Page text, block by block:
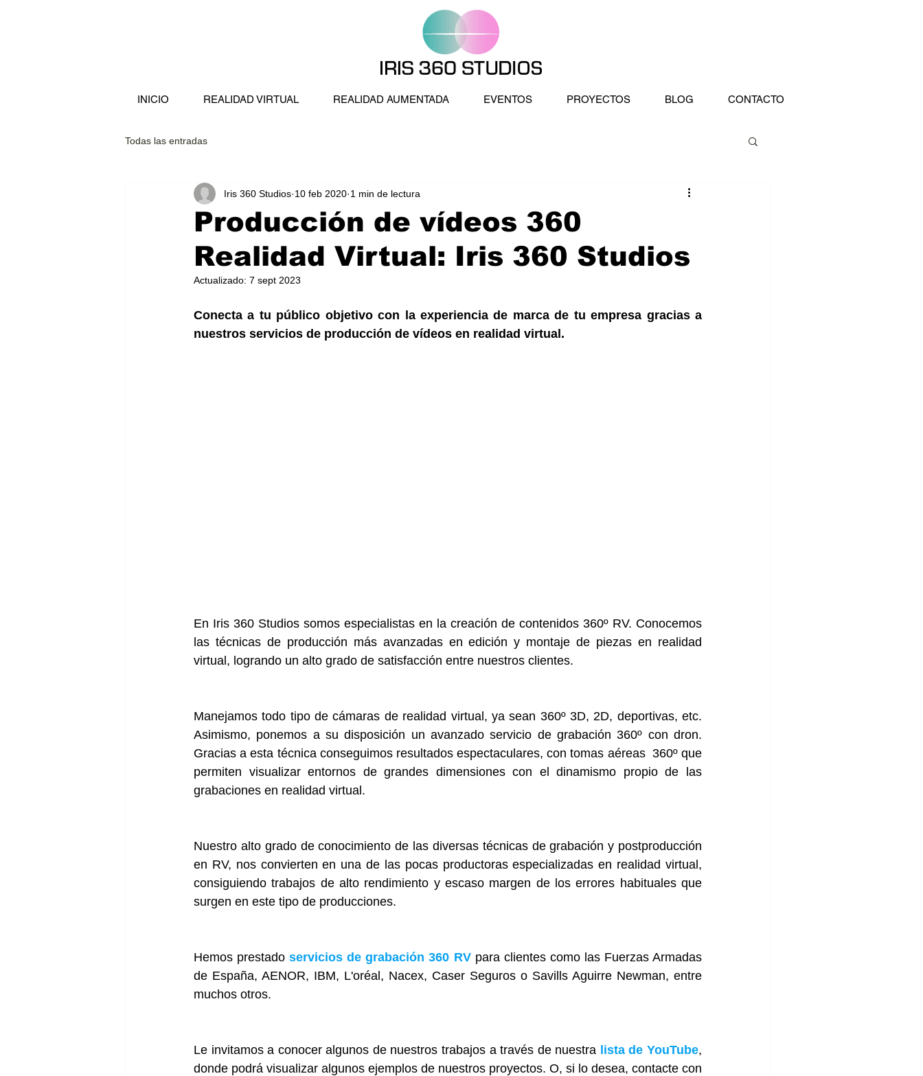
INICIO REALIDAD VIRTUAL REALIDAD AUMENTADA EVENTOS PROYECTOS BLOG CONTACTO
Todas las entradas
Producción de vídeos 360
Realidad Virtual: Iris 360 Studios
Iris 360 Studios 10 feb 2020 1 min de lectura
Actualizado: 7 sept 2023
Conecta a tu público objetivo con la experiencia de marca de tu empresa gracias a
nuestros servicios de producción de vídeos en realidad virtual.
En Iris 360 Studios somos especialistas en la creación de contenidos 360º RV. Conocemos
las técnicas de producción más avanzadas en edición y montaje de piezas en realidad
virtual, logrando un alto grado de satisfacción entre nuestros clientes.
Manejamos todo tipo de cámaras de realidad virtual, ya sean 360º 3D, 2D, deportivas, etc.
Asimismo, ponemos a su disposición un avanzado servicio de grabación 360º con dron.
Gracias a esta técnica conseguimos resultados espectaculares, con tomas aéreas  360º que
permiten visualizar entornos de grandes dimensiones con el dinamismo propio de las
grabaciones en realidad virtual.
Nuestro alto grado de conocimiento de las diversas técnicas de grabación y postproducción
en RV, nos convierten en una de las pocas productoras especializadas en realidad virtual,
consiguiendo trabajos de alto rendimiento y escaso margen de los errores habituales que
surgen en este tipo de producciones.
Hemos prestado servicios de grabación 360 RV para clientes como las Fuerzas Armadas
de España, AENOR, IBM, L'oréal, Nacex, Caser Seguros o Savills Aguirre Newman, entre
muchos otros.
Le invitamos a conocer algunos de nuestros trabajos a través de nuestra lista de YouTube,
donde podrá visualizar algunos ejemplos de nuestros proyectos. O, si lo desea, contacte con